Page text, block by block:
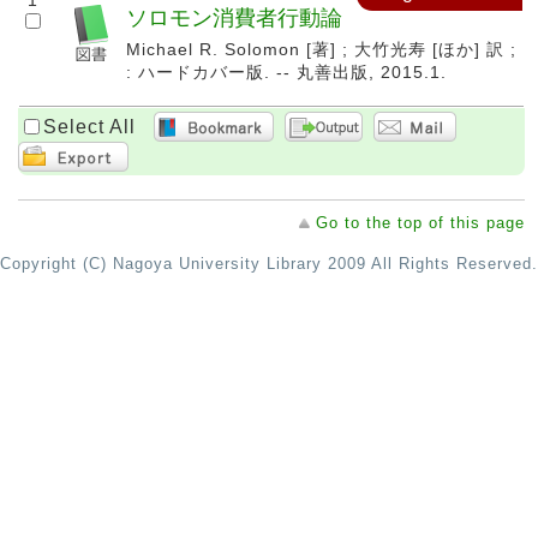
ソロモン消費者行動論
Michael R. Solomon [著] ; 大竹光寿 [ほか] 訳 ;
: ハードカバー版. -- 丸善出版, 2015.1.
Select All
Go to the top of this page
Copyright (C) Nagoya University Library 2009 All Rights Reserved.